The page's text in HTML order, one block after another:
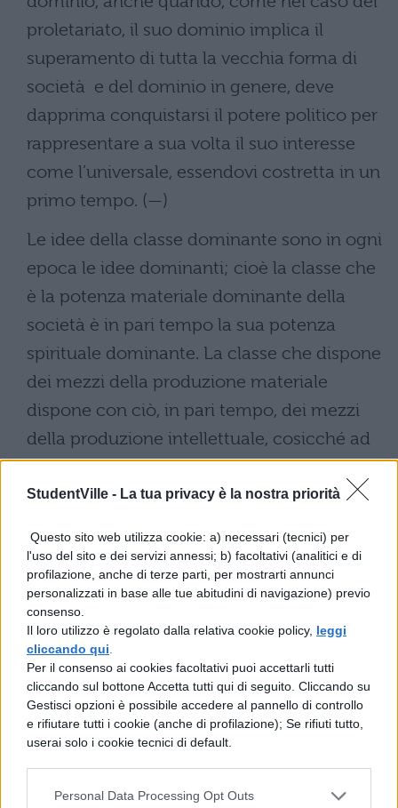
StudentVille - La tua privacy è la nostra priorità
Questo sito web utilizza cookie: a) necessari (tecnici) per
l'uso del sito e dei servizi annessi; b) facoltativi (analitici e di
profilazione, anche di terze parti, per mostrarti annunci
personalizzati in base alle tue abitudini di navigazione) previo
consenso.
Il loro utilizzo è regolato dalla relativa cookie policy, leggi
cliccando qui
Per il consenso ai cookies facoltativi puoi accettarli tutti
cliccando sul bottone Accetta tutti qui di seguito. Cliccando su
Gestisci opzioni è possibile accedere al pannello di controllo
e rifiutare tutti i cookie (anche di profilazione); Se rifiuti tutto,
userai solo i cookie tecnici di default.
Personal Data Processing Opt Outs
proletariato, il suo dominio implica il
superamento di tutta la vecchia forma di
società e del dominio in genere, deve
dapprima conquistarsi il potere politico per
rappresentare a sua volta il suo interesse
come l’universale, essendovi costretta in un
primo tempo. (—)
Le idee della classe dominante sono in ogni
epoca le idee dominanti; cioè la classe che
è la potenza materiale dominante della
società è in pari tempo la sua potenza
spirituale dominante. La classe che dispone
dei mezzi della produzione materiale
dispone con ciò, in pari tempo, dei mezzi
della produzione intellettuale, cosicché ad
essa in complesso sono assoggettate le
idee di coloro ai quali mancano i mezzi
dominanti non sono altro che l’espressione
ideale dei rapporti materiali dominanti,
sono i rapporti materiali dominanti presi
come idee: sono dunque l’espressione dei
rapporti che appunto fanno di una classe la
classe dominante, e dunque sono le idee
del suo dominio (—)
svincolano le idee della classe dominante